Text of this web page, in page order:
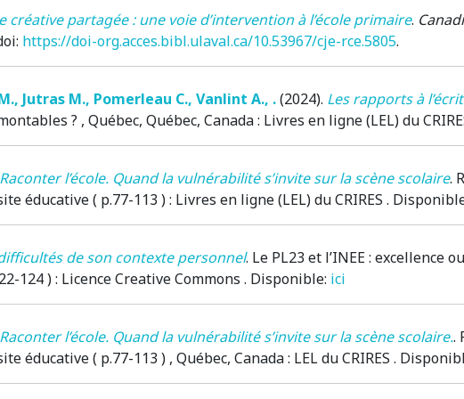
créative partagée : une voie d’intervention à l’école primaire.
https://doi-org.acces.bibl.ulaval.ca/10.53967/cje-rce.5805.
, Jutras M., Pomerleau C., Vanlint A., .(2024). Les rapports à l’écrit
? , Québec, Québec, Canada: Livres en ligne (LEL) du
Raconter l’école. Quand la vulnérabilité s’invite sur la scène scolaire.
éducative ( p.77-113 ): Livres en ligne (LEL) du CRIRES .
de son contexte personnel. Le PL23 et l’INEE : excellence
124 ): Licence Creative Commons . Disponible: ici
Raconter l’école. Quand la vulnérabilité s’invite sur la scène scolaire..
éducative ( p.77-113 ) , Québec, Canada: LEL du CRIRES .